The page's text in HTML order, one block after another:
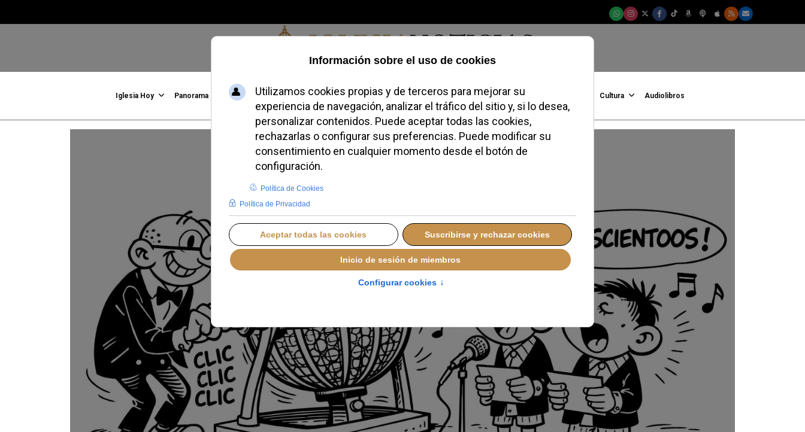
Viernes, 07 de agosto de 2026
Iglesia Hoy Panorama Familia, Vida, Identidad Credofobiómetro Blogs Temas Buscar #JovenesConFe Cultura Audiolibros